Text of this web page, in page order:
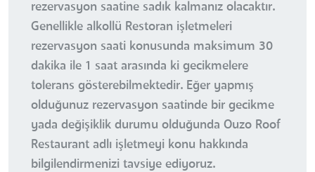
rezervasyon saatine sadık kalmanız olacaktır.
Genellikle alkollü Restoran işletmeleri
rezervasyon saati konusunda maksimum 30
dakika ile 1 saat arasında ki gecikmelere
tolerans gösterebilmektedir. Eğer yapmış
olduğunuz rezervasyon saatinde bir gecikme
yada değişiklik durumu olduğunda Ouzo Roof
Restaurant adlı işletmeyi konu hakkında
bilgilendirmenizi tavsiye ediyoruz.